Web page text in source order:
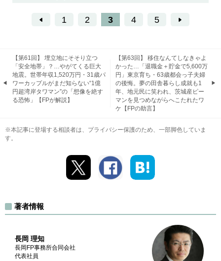
1 2 3 4 5
【第61回】 埋立地にそそり立つ
「安全地帯」？…やがてくる巨大
地震。世帯年収1,520万円・31歳パ
ワーカップルがまだ知らない“1億
円超湾岸タワマン”の「想像を絶す
る恐怖」【FPが解説】
【第63回】 移住なんてしなきゃよ
かった…「退職金＋貯金で5,600万
円」東京育ち・63歳都会っ子夫婦
の後悔。夢の田舎暮らし成就も1
年、地元民に笑われ、茨城産ピー
マンを見つめながらへこたれたワ
ケ【FPの助言】
※本記事に登場する相談者は、プライバシー保護のため、一部脚色していま
す。
著者情報
長岡 理知
長岡FP事務所合同会社
代表社員